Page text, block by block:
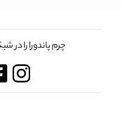
چرم پاندورا را در